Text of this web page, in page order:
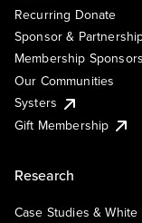
Recurring Donate
Sponsor &
Membership
Our Communities
Systers
Gift Membership
Research
Case Studies & White